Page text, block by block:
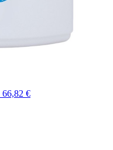
66,82 €